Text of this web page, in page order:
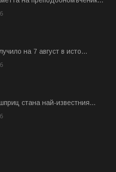
на 7 август в исто...
стана най-известния...